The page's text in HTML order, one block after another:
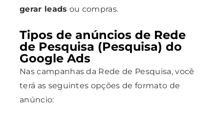
gerar leads ou compras.
Tipos de anúncios de Rede
de Pesquisa (Pesquisa) do
Google Ads
Nas campanhas da Rede de Pesquisa, você
terá as seguintes opções de formato de
anúncio: